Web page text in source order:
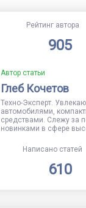
Рейтинг автора
905
Автор статьи
Глеб Кочетов
Техно-Эксперт.
автомобилями,
средствами. Слежу за
новинками в сфере
Написано статей
610